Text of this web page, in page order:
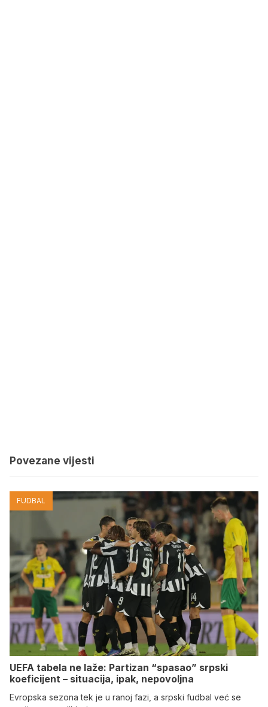
Povezane vijesti
FUDBAL
UEFA tabela ne laže: Partizan “spasao” srpski
koeficijent – situacija, ipak, nepovoljna
Evropska sezona tek je u ranoj fazi, a srpski fudbal već se